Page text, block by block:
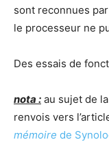
sont reconnues
le processeur ne
Des essais de
nota : au sujet de
renvois vers
mémoire de